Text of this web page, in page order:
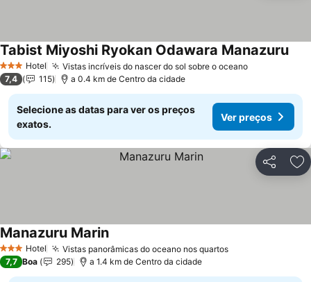
3 EstrelasHotel Vistas incríveis do nascer do sol sobre o oceanoVer preços
Tabist Miyoshi Ryokan Odawara ManazuruVer
7,4 115 a 0.4 km de Centro da cidade
Selecione as datas para ver os preços
exatos.
Ver preços
Partilhar
3 EstrelasHotel Vistas panorâmicas do oceano nos quartosVer preços
Manazuru MarinVer preços
7,7 Boa 295 a 1.4 km de Centro da cidade